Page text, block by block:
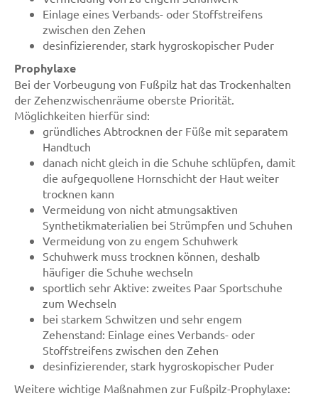
Einlage eines Verbands- oder Stoffstreifens
zwischen den Zehen
desinfizierender, stark hygroskopischer Puder
Prophylaxe
Bei der Vorbeugung von Fußpilz hat das Trockenhalten
der Zehenzwischenräume oberste Priorität.
Möglichkeiten hierfür sind:
gründliches Abtrocknen der Füße mit separatem
Handtuch
danach nicht gleich in die Schuhe schlüpfen, damit
die aufgequollene Hornschicht der Haut weiter
trocknen kann
Vermeidung von nicht atmungsaktiven
Synthetikmaterialien bei Strümpfen und Schuhen
Vermeidung von zu engem Schuhwerk
Schuhwerk muss trocknen können, deshalb
häufiger die Schuhe wechseln
sportlich sehr Aktive: zweites Paar Sportschuhe
zum Wechseln
bei starkem Schwitzen und sehr engem
Zehenstand: Einlage eines Verbands- oder
Stoffstreifens zwischen den Zehen
desinfizierender, stark hygroskopischer Puder
Weitere wichtige Maßnahmen zur Fußpilz-Prophylaxe: